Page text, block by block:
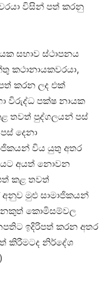
විසින් පත් කරනු
සභාව ස්ථාපනය
කථානායකවරයා,
කරන ලද එක්
විරුද්ධ පක්ෂ නායක
තවත් පුද්ගලයන් පස්
දෙනා
විය යුතු අතර
අයත් නොවන
කළ තවත්
මුළු සාමාජිකයන්
කොමිසම්වල
ඉදිරිපත් කරන අතර
කිරීමටද නිර්දේශ